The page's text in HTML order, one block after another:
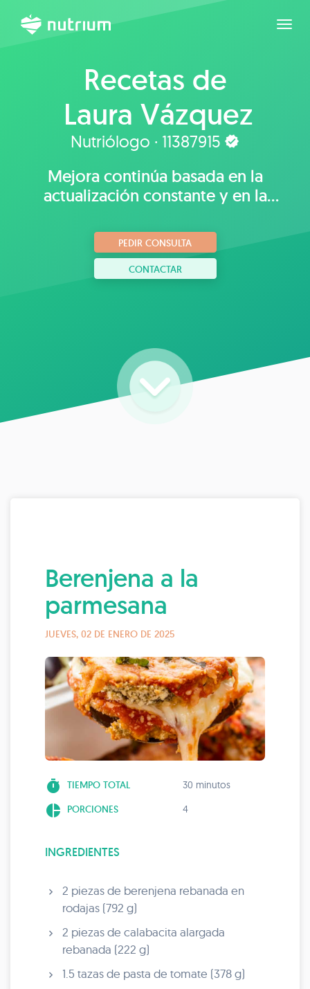
Recetas de
Laura Vázquez
Villaseñor
Nutriólogo · 11387915
Mejora continúa basada en la
actualización constante y en la
PEDIR CONSULTA
CONTACTAR
Berenjena a la
parmesana
JUEVES, 02 DE ENERO DE 2025
timer TIEMPO TOTAL 30 minutos
pie_chart PORCIONES 4
INGREDIENTES
2 piezas de berenjena rebanada en
rodajas (792 g)
2 piezas de calabacita alargada
rebanada (222 g)
1.5 tazas de pasta de tomate (378 g)